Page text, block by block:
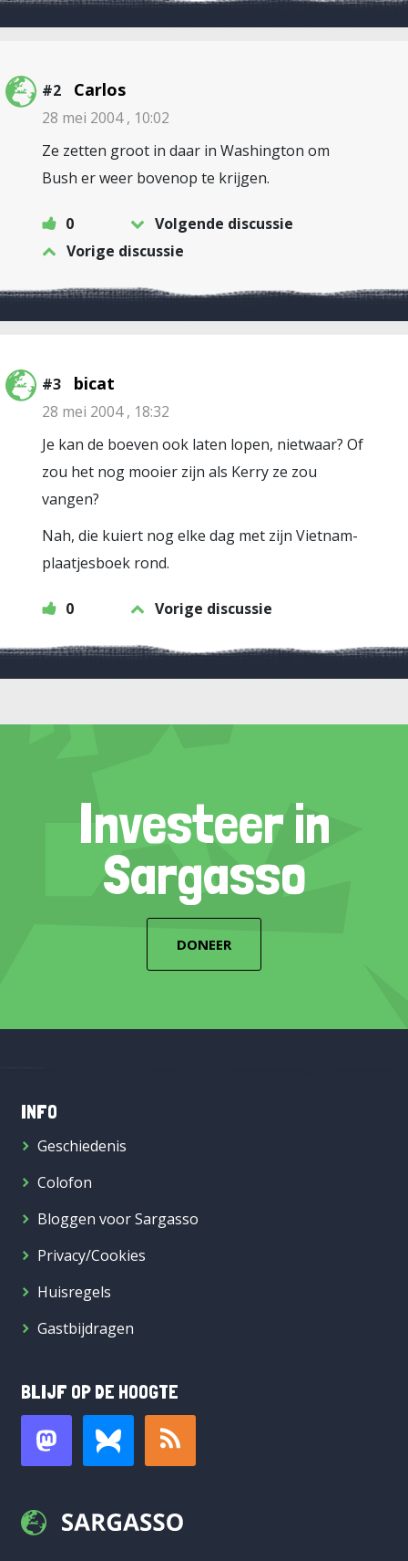
#2 Carlos
28 mei 2004 , 10:02
Ze zetten groot in daar in Washington om
Bush er weer bovenop te krijgen.
0
Volgende discussie
Vorige discussie
#3 bicat
28 mei 2004 , 18:32
Je kan de boeven ook laten lopen, nietwaar? Of
zou het nog mooier zijn als Kerry ze zou
vangen?
Nah, die kuiert nog elke dag met zijn Vietnam-
plaatjesboek rond.
0 Vorige discussie
Investeer in
Sargasso
DONEER
INFO
Geschiedenis
Colofon
Bloggen voor Sargasso
Privacy/Cookies
Huisregels
Gastbijdragen
BLIJF OP DE HOOGTE